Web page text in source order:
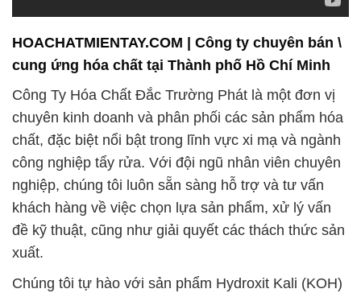
HOACHATMIENTAY.COM | Công ty chuyên bán \
cung ứng hóa chất tại Thành phố Hồ Chí Minh
Công Ty Hóa Chất Đắc Trường Phát là một đơn vị
chuyên kinh doanh và phân phối các sản phẩm hóa
chất, đặc biệt nổi bật trong lĩnh vực xi mạ và ngành
công nghiệp tẩy rửa. Với đội ngũ nhân viên chuyên
nghiệp, chúng tôi luôn sẵn sàng hỗ trợ và tư vấn
khách hàng về việc chọn lựa sản phẩm, xử lý vấn
đề kỹ thuật, cũng như giải quyết các thách thức sản
xuất.
Chúng tôi tự hào với sản phẩm Hydroxit Kali (KOH)